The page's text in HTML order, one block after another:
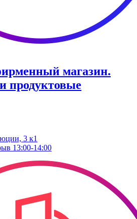
магазин.
продуктовые
3 к1
13:00-14:00